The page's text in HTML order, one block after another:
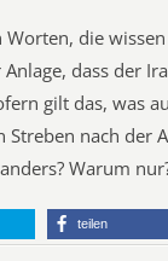
Worten, die
Anlage, dass der
gilt das, was
Streben nach der
Warum
teilen